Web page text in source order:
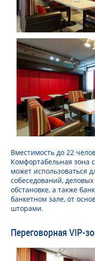
Вместимость до 22
Комфортабельная зона
может использоваться
собеседований,
обстановке, а также
банкетном зале, от
шторами.
Переговорная VIP-